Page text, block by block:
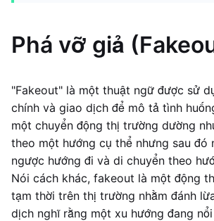
Phá vỡ giả
"Fakeout" là một thuật ngữ được sử
chính và giao dịch để mô tả tình
một chuyển động thị trường dường
theo một hướng cụ thể nhưng sau đó
ngược hướng đi và di chuyển theo
Nói cách khác, fakeout là một động
tạm thời trên thị trường nhằm đánh
dịch nghĩ rằng một xu hướng đang